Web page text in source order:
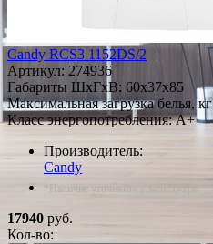
Candy RCS3 1152DS/2
Артикул: 274936
Габариты ШxГxВ: 60x37x85
Максимальная загрузка белья,
Класс энергопотребления: A+
Производитель:
Candy
*Наличие уточняйте у менеджера
17940 руб.
Кол-во: